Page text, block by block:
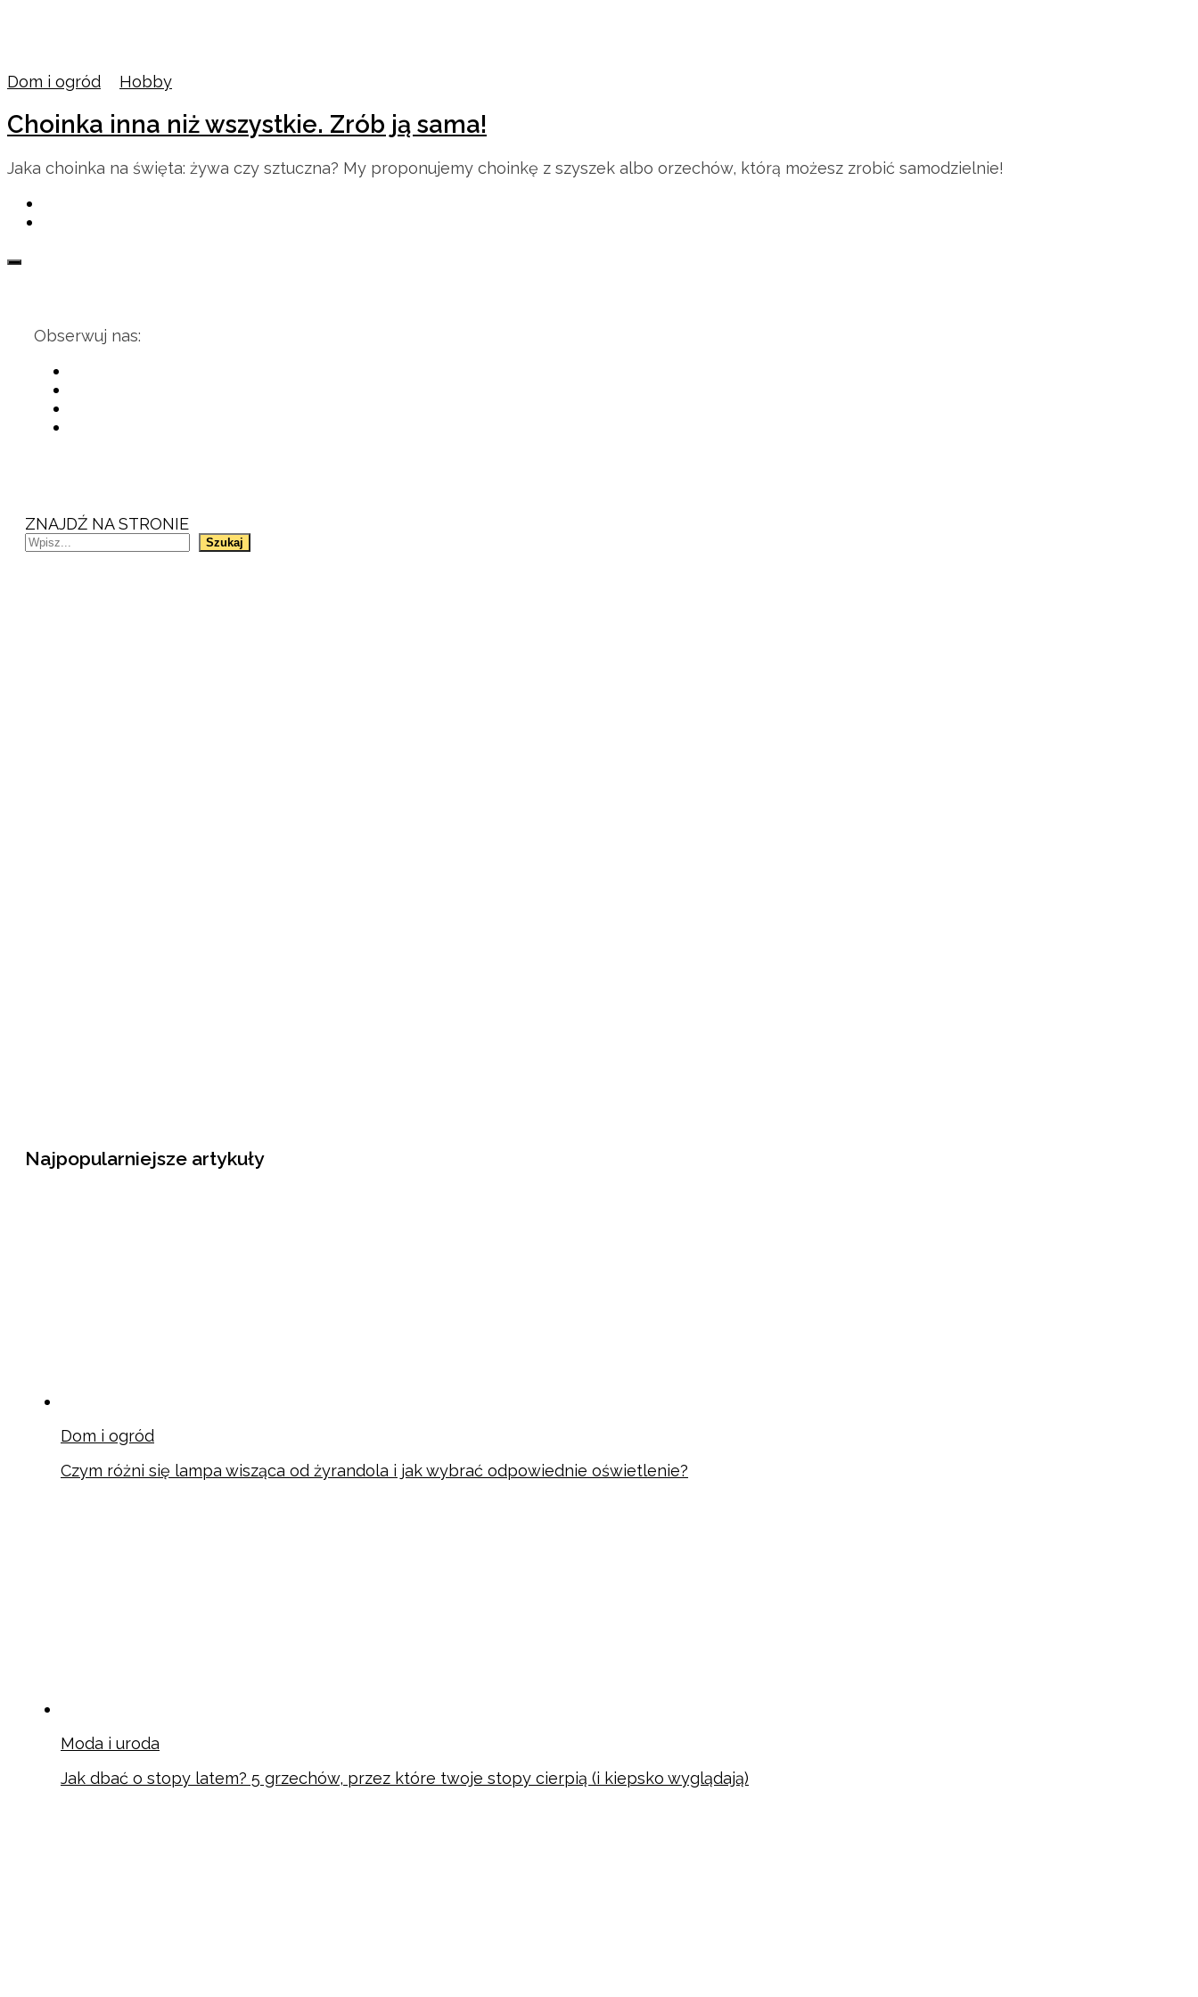
Dom i ogród Hobby
Choinka inna niż wszystkie. Zrób ją sama!
Jaka choinka na święta: żywa czy sztuczna? My proponujemy choinkę z szyszek albo orzechów, którą możesz zrobić samodzielnie!
Obserwuj nas:
ZNAJDŹ NA STRONIE
Szukaj
Najpopularniejsze artykuły
Dom i ogród
Czym różni się lampa wisząca od żyrandola i jak wybrać odpowiednie oświetlenie?
Moda i uroda
Jak dbać o stopy latem? 5 grzechów, przez które twoje stopy cierpią (i kiepsko wyglądają)